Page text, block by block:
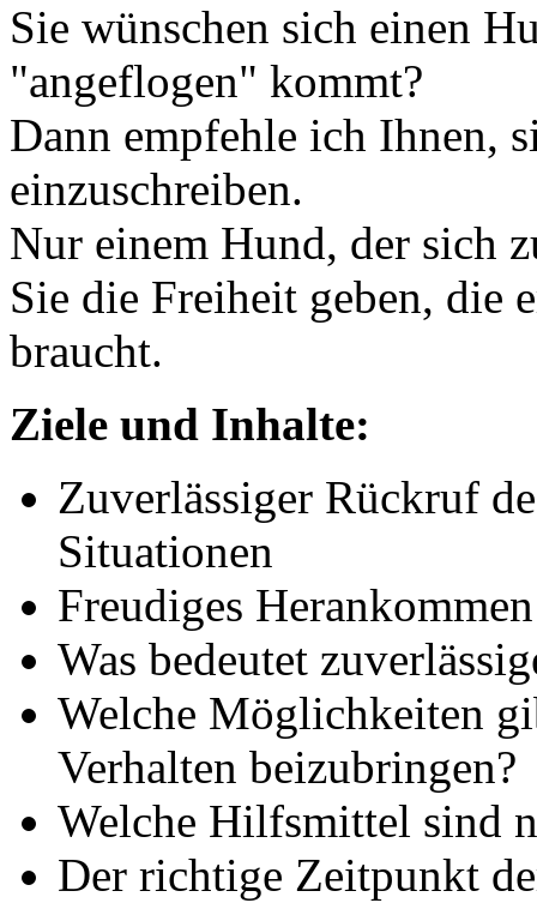
Sie wünschen sich einen
"angeflogen" kommt?
Dann empfehle ich Ihnen,
einzuschreiben.
Nur einem Hund, der sich
Sie die Freiheit geben, die
braucht.
Ziele und Inhalte:
Zuverlässiger Rückruf
Situationen
Freudiges Herankommen
Was bedeutet
Welche Möglichkeiten
Verhalten beizubringen?
Welche Hilfsmittel sind
Der richtige Zeitpunkt